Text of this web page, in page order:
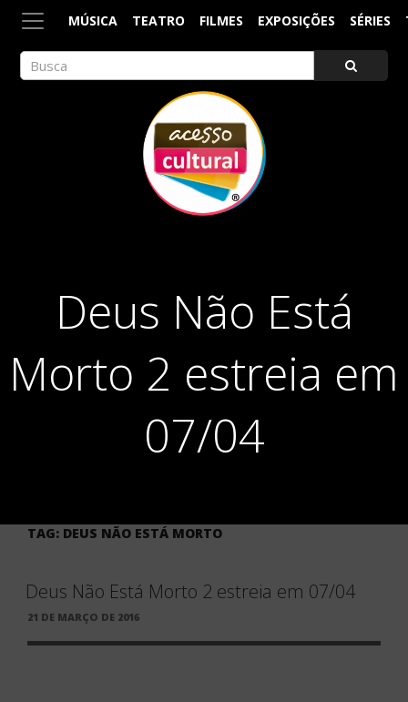
MÚSICA TEATRO FILMES EXPOSIÇÕES SÉRIES
Deus Não Está
Morto 2 estreia em
07/04
TAG: DEUS NÃO ESTÁ MORTO
Deus Não Está Morto 2 estreia em 07/04
PUBLICADO
21 DE MARÇO DE 2016